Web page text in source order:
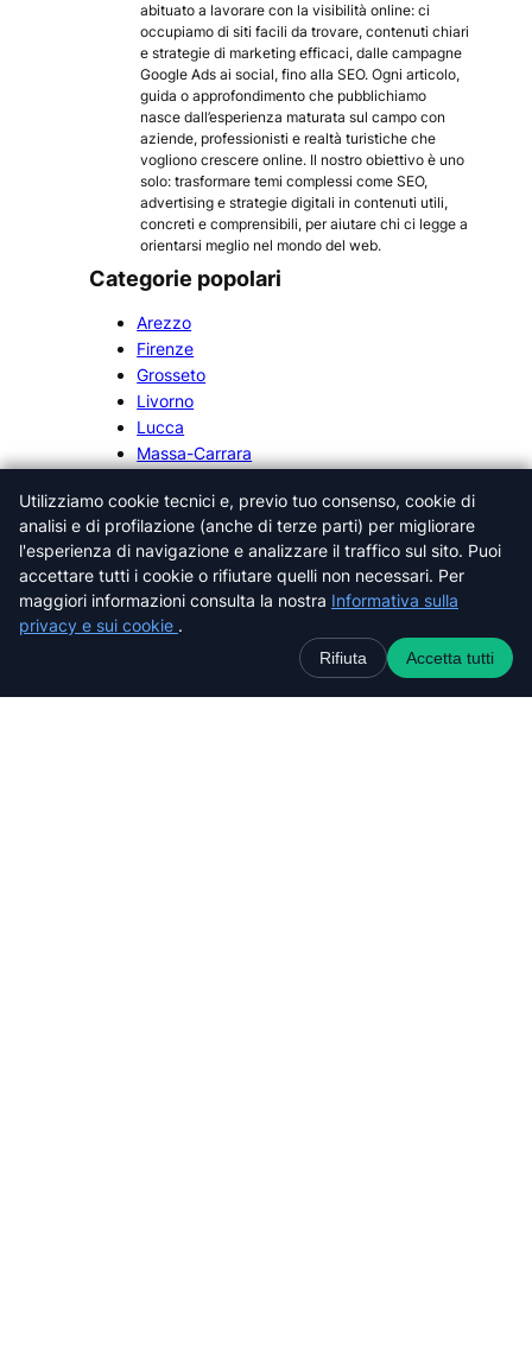
abituato a lavorare con la visibilità online: ci
occupiamo di siti facili da trovare, contenuti chiari
e strategie di marketing efficaci, dalle campagne
Google Ads ai social, fino alla SEO. Ogni articolo,
guida o approfondimento che pubblichiamo
nasce dall’esperienza maturata sul campo con
aziende, professionisti e realtà turistiche che
vogliono crescere online. Il nostro obiettivo è uno
solo: trasformare temi complessi come SEO,
advertising e strategie digitali in contenuti utili,
concreti e comprensibili, per aiutare chi ci legge a
orientarsi meglio nel mondo del web.
Categorie popolari
Arezzo
Firenze
Grosseto
Livorno
Lucca
Massa-Carrara
Pistoia
Prato
Siena
Utilizziamo cookie tecnici e, previo tuo consenso, cookie di
analisi e di profilazione (anche di terze parti) per migliorare
l'esperienza di navigazione e analizzare il traffico sul sito. Puoi
accettare tutti i cookie o rifiutare quelli non necessari. Per
maggiori informazioni consulta la nostra Informativa sulla
privacy e sui cookie .
Rifiuta Accetta tutti